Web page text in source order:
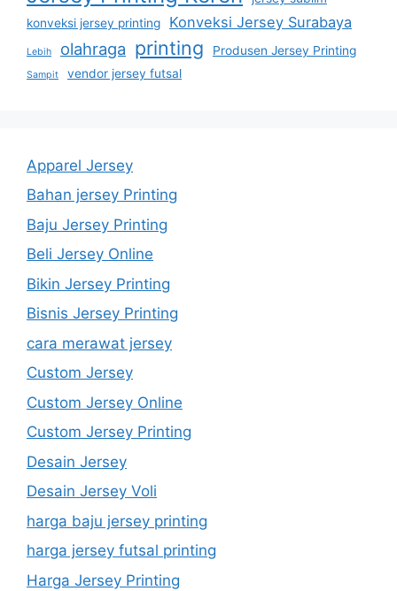
konveksi jersey printing
Konveksi Jersey Surabaya
Lebih olahraga printing Produsen Jersey Printing
Sampit vendor jersey futsal
Apparel Jersey
Bahan jersey Printing
Baju Jersey Printing
Beli Jersey Online
Bikin Jersey Printing
Bisnis Jersey Printing
cara merawat jersey
Custom Jersey
Custom Jersey Online
Custom Jersey Printing
Desain Jersey
Desain Jersey Voli
harga baju jersey printing
harga jersey futsal printing
Harga Jersey Printing